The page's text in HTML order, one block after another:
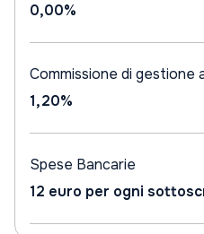
0,00%
Commissione di gestione
1,20%
Spese Bancarie
12 euro per ogni